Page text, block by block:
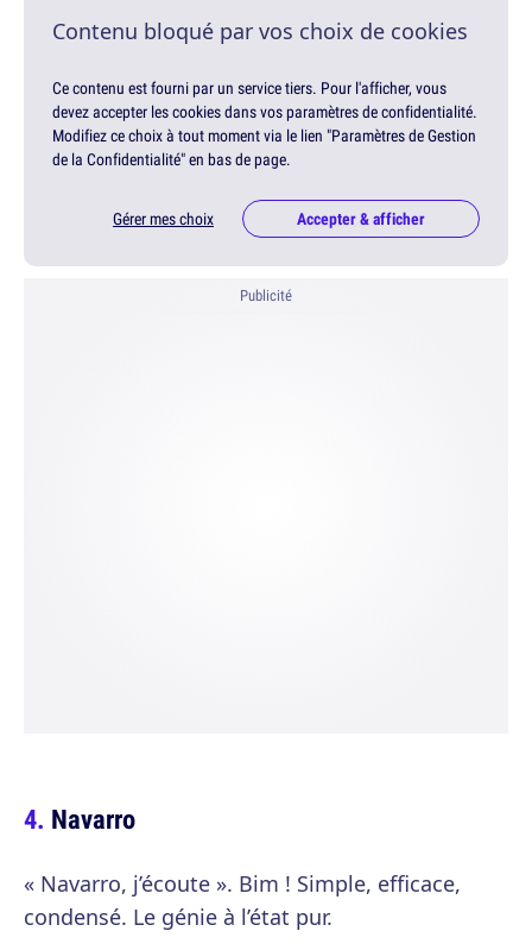
Contenu bloqué par vos choix de cookies
Ce contenu est fourni par un service tiers. Pour l'afficher, vous
devez accepter les cookies dans vos paramètres de confidentialité.
Modifiez ce choix à tout moment via le lien "Paramètres de Gestion
de la Confidentialité" en bas de page.
Gérer mes choix Accepter & afficher
Publicité
Navarro
« Navarro, j’écoute ». Bim ! Simple, efficace,
condensé. Le génie à l’état pur.